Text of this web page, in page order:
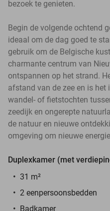
bezoek te genieten.
Begin de volgende ochtend
ideaal om de dag goed te
gebruik om de Belgische
charmante centrum van
ontspannen op het strand.
afstand van de zee en is het
wandel- of fietstochten
zeedijk en ongerepte
de natuur en nieuwe
omgeving om nieuwe
Duplexkamer (met
31 m²
2 eenpersoonsbedden
Badkamer